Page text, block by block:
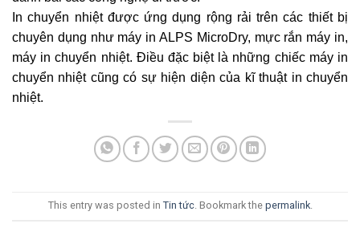
In chuyển nhiệt được ứng dụng rộng rải trên các thiết bị
chuyên dụng như máy in ALPS MicroDry, mực rắn máy in,
máy in chuyển nhiệt. Điều đặc biệt là những chiếc máy in
chuyển nhiệt cũng có sự hiện diện của kĩ thuật in chuyển
nhiệt.
This entry was posted in Tin tức. Bookmark the permalink.